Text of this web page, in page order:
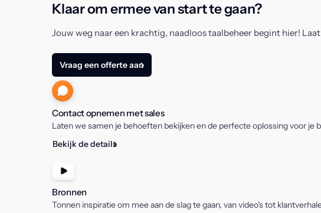
Klaar om ermee van start te gaan?
Jouw weg naar een krachtig, naadloos taalbeheer begint hier!
Vraag een offerte aan
Contact opnemen met sales
Laten we samen je behoeften bekijken en de perfecte oplossing voor je
Bekijk de details
Bronnen
Tonnen inspiratie om mee aan de slag te gaan, van video's tot